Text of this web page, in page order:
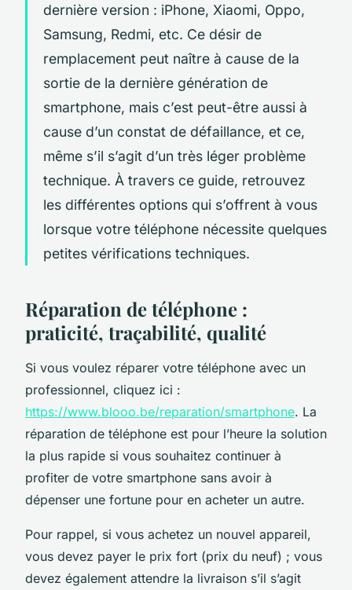
dernière version : iPhone, Xiaomi, Oppo,
Samsung, Redmi, etc. Ce désir de
remplacement peut naître à cause de la
sortie de la dernière génération de
smartphone, mais c’est peut-être aussi à
cause d’un constat de défaillance, et ce,
même s’il s’agit d’un très léger problème
technique. À travers ce guide, retrouvez
les différentes options qui s’offrent à vous
lorsque votre téléphone nécessite quelques
petites vérifications techniques.
Réparation de téléphone :
praticité, traçabilité, qualité
Si vous voulez réparer votre téléphone avec un
professionnel, cliquez ici :
https://www.blooo.be/reparation/smartphone. La
réparation de téléphone est pour l’heure la solution
la plus rapide si vous souhaitez continuer à
profiter de votre smartphone sans avoir à
dépenser une fortune pour en acheter un autre.
Pour rappel, si vous achetez un nouvel appareil,
vous devez payer le prix fort (prix du neuf) ; vous
devez également attendre la livraison s’il s’agit